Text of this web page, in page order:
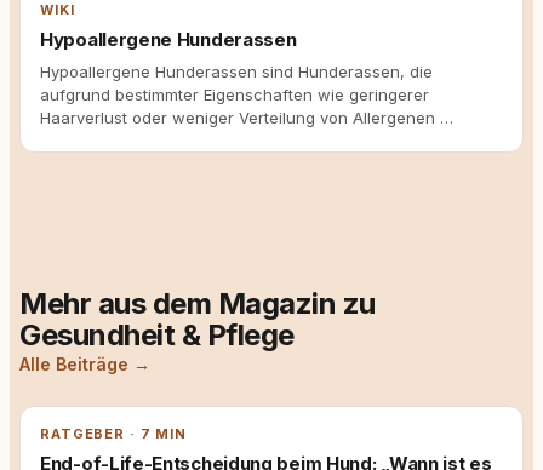
WIKI
Hypoallergene Hunderassen
Hypoallergene Hunderassen sind Hunderassen, die
aufgrund bestimmter Eigenschaften wie geringerer
Haarverlust oder weniger Verteilung von Allergenen …
Mehr aus dem Magazin zu
Gesundheit & Pflege
Alle Beiträge →
RATGEBER · 7 MIN
End-of-Life-Entscheidung beim Hund: „Wann ist es